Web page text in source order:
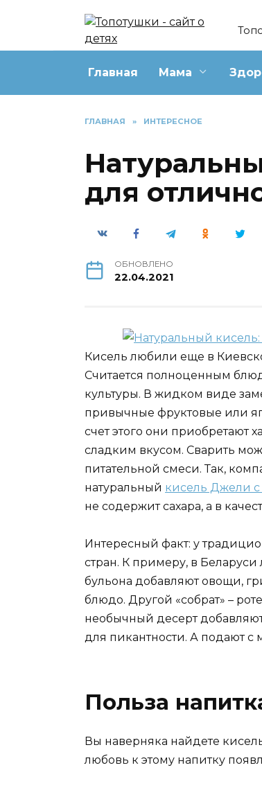
Главная Мама
ГЛАВНАЯ » ИНТЕРЕСНОЕ
для
ОБНОВЛЕНО
22.04.2021
Кисель любили еще в
Считается полноценным
культуры. В жидком виде
привычные фруктовые или
счет этого они приобретают
сладким вкусом. Сварить
питательной смеси. Так,
натуральный кисель Джели
не содержит сахара, а в
Интересный факт: у
стран. К примеру, в Беларуси
бульона добавляют овощи,
блюдо. Другой «собрат» –
необычный десерт
для пикантности. А подают
Польза
Вы наверняка найдете
любовь к этому напитку